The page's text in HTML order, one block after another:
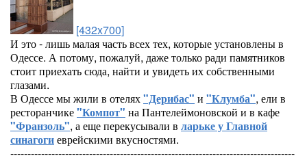
[432x700]
И это - лишь малая часть всех тех, которые установлены в
Одессе. А потому, пожалуй, даже только ради памятников
стоит приехать сюда, найти и увидеть их собственными
глазами.
В Одессе мы жили в отелях"Дерибас" и "Клумба", ели в
ресторанчике"Компот" на Пантелеймоновской и в кафе
"Франзоль", а еще перекусывали в ларьке у Главной
синагогиеврейскими вкусностями.